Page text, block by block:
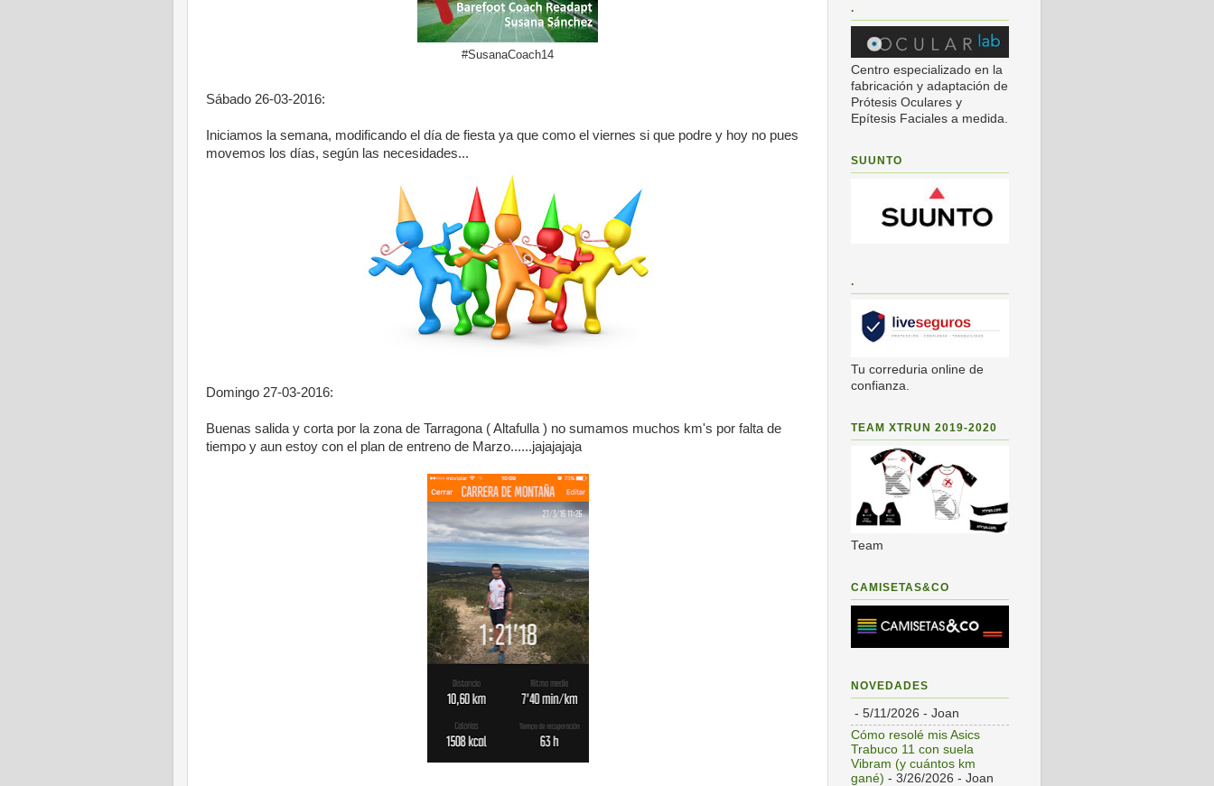
#SusanaCoach14
Sábado 26-03-2016:
Iniciamos la semana, modificando el día de fiesta ya que como el viernes si que podre y hoy no pues
movemos los días, según las necesidades...
Domingo 27-03-2016:
Buenas salida y corta por la zona de Tarragona ( Altafulla ) no sumamos muchos km's por falta de
tiempo y aun estoy con el plan de entreno de Marzo......jajajajaja
.
Centro especializado en la
fabricación y adaptación de
Prótesis Oculares y
Epítesis Faciales a medida.
SUUNTO
.
Tu correduria online de
confianza.
TEAM XTRUN 2019-2020
Team
CAMISETAS&CO
NOVEDADES
- 5/11/2026 - Joan
Cómo resolé mis Asics
Trabuco 11 con suela
Vibram (y cuántos km
gané) - 3/26/2026 - Joan